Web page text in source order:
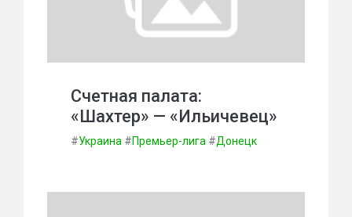
Счетная палата:
«Шахтер» — «Ильичевец»
#Украина #Премьер-лига #Донецк